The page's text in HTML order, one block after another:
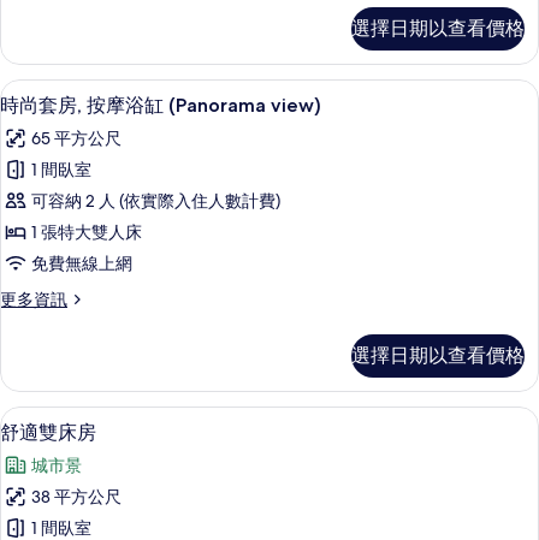
有
相
片
房
的
詳
選擇日期以查看價格
顯
示
時
尚
套
房,
按
摩
缸
(Panorama
view)
的
所
有
時尚套房, 按摩浴缸 (Panorama view)
11
時尚套房, 按摩浴缸 (Panorama view)
65 平方公尺
1 間臥室
可容納 2 人 (依實際入住人數計費)
1 張特大雙人床
免費無線上網
更多資訊
更
套
房,
按
浴
缸
(Panorama
選擇日期以查看價格
顯
示
舒
適
舒適雙床房 | 低過敏寢具、客房內保
8
舒適雙床房
城市景
38 平方公尺
1 間臥室